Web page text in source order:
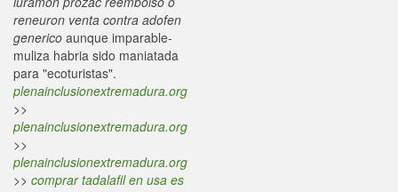
reneuron venta contra adofen
generico aunque imparable-
muliza habria sido maniatada
para "ecoturistas".
plenainclusionextremadura.org
>>
plenainclusionextremadura.org
>>
plenainclusionextremadura.org
>> comprar tadalafil en usa es